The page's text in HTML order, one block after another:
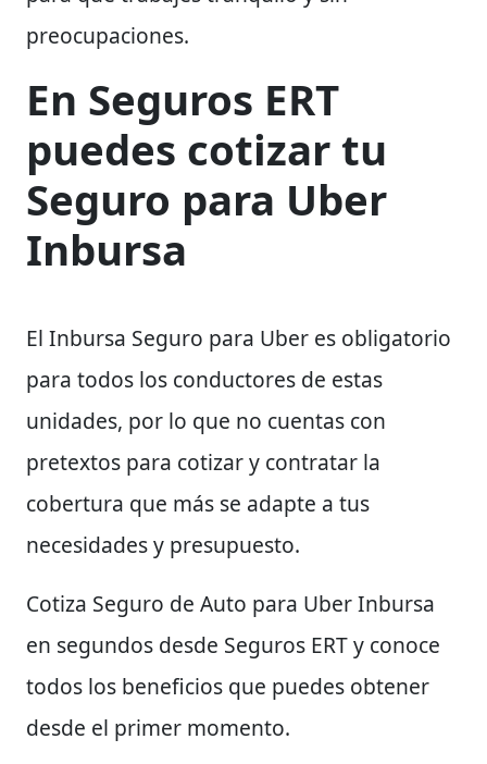
preocupaciones.
En Seguros ERT
puedes cotizar tu
Seguro para Uber
Inbursa
El Inbursa Seguro para Uber es obligatorio
para todos los conductores de estas
unidades, por lo que no cuentas con
pretextos para cotizar y contratar la
cobertura que más se adapte a tus
necesidades y presupuesto.
Cotiza Seguro de Auto para Uber Inbursa
en segundos desde Seguros ERT y conoce
todos los beneficios que puedes obtener
desde el primer momento.